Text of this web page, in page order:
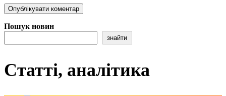
Пошук новин
знайти
Статті, аналітика